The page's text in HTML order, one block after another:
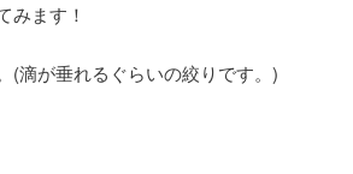
みます！
(滴が垂れるぐらいの絞りです。)